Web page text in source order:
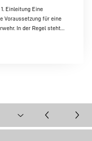
Einleitung Eine
Voraussetzung für eine
In der Regel steht…